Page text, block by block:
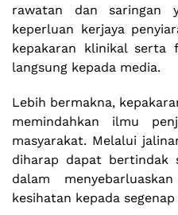
rawatan dan saringan
keperluan kerjaya
kepakaran klinikal serta
langsung kepada media.
Lebih bermakna,
memindahkan ilmu
masyarakat. Melalui
diharap dapat bertindak
dalam
kesihatan kepada